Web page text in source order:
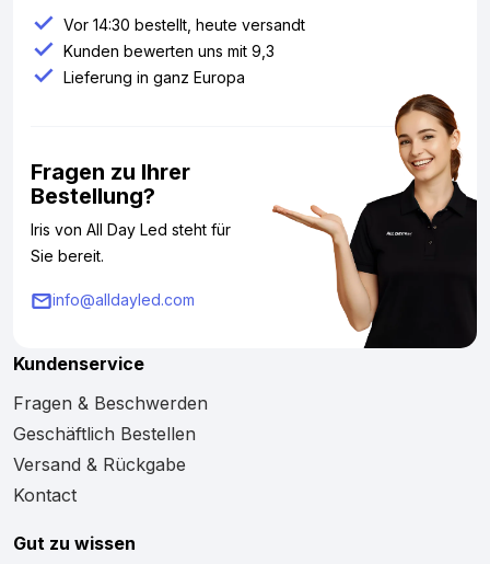
Vor 14:30 bestellt, heute versandt
Kunden bewerten uns mit 9,3
Lieferung in ganz Europa
Fragen zu Ihrer
Bestellung?
Iris von All Day Led steht für
Sie bereit.
info@alldayled.com
Kundenservice
Fragen & Beschwerden
Geschäftlich Bestellen
Versand & Rückgabe
Kontact
Gut zu wissen